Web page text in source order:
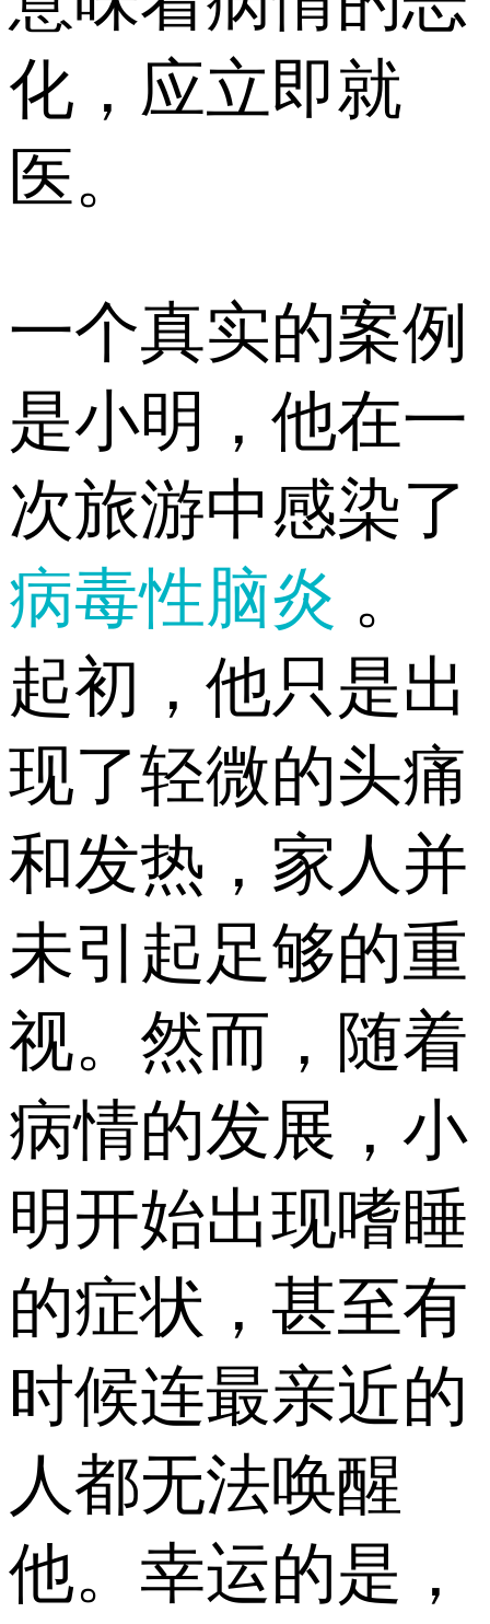
化，应立即就
医。
一个真实的案例
是小明，他在一
次旅游中感染了
病毒性脑炎 。
起初，他只是出
现了轻微的头痛
和发热，家人并
未引起足够的重
视。然而，随着
病情的发展，小
明开始出现嗜睡
的症状，甚至有
时候连最亲近的
人都无法唤醒
他。幸运的是，